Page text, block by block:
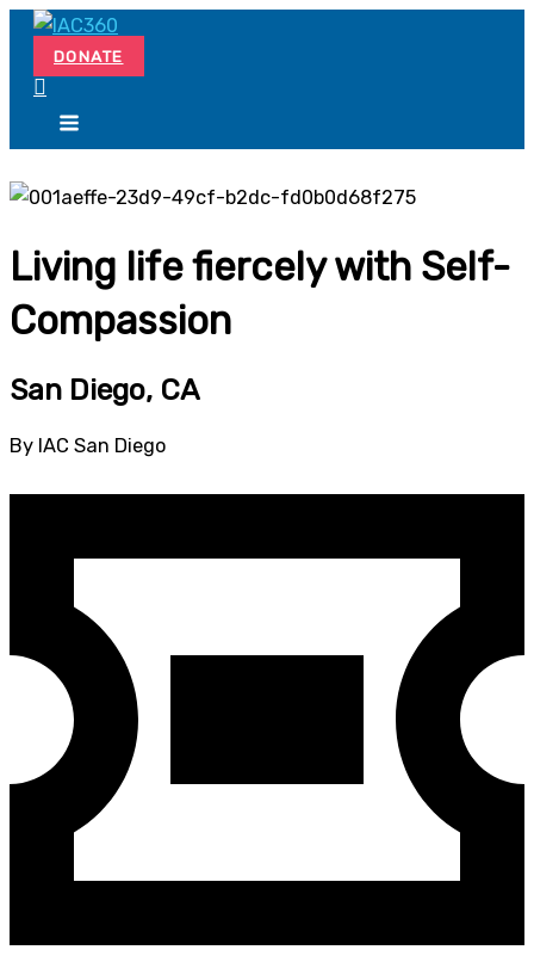
Skip
content
DONATE
Living life fiercely with Self-
Compassion
San Diego, CA
By IAC San Diego
Search...